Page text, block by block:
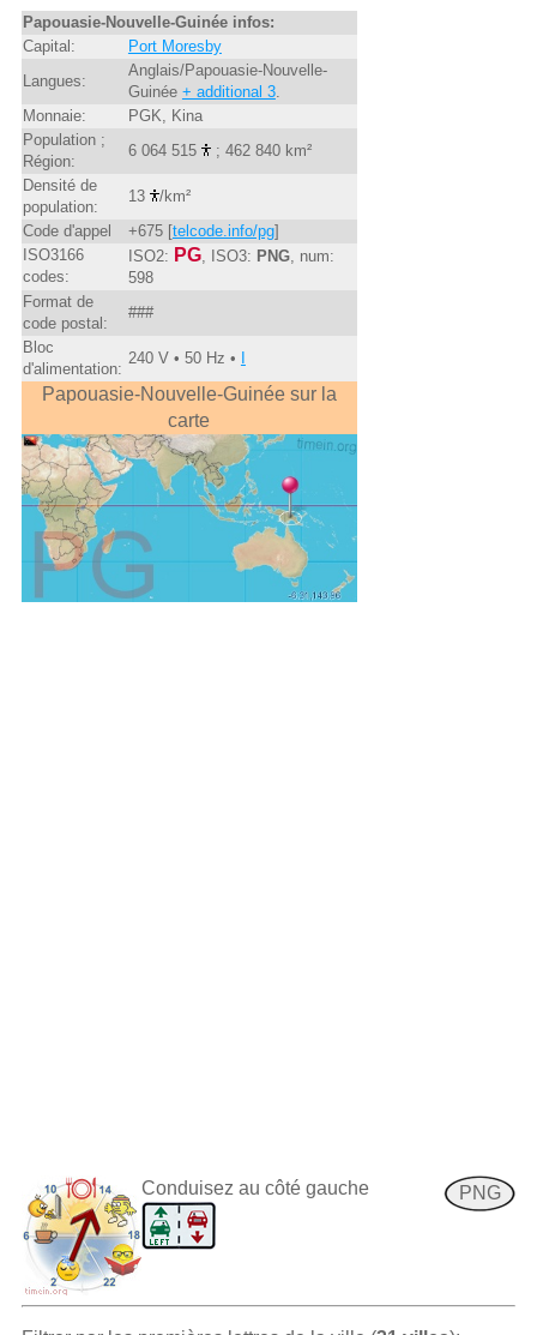
Papouasie-Nouvelle-Guinée infos:
Capital:
Port Moresby
Langues:
Anglais/Papouasie-Nouvelle-
Guinée + additional 3.
Monnaie:
PGK, Kina
Population ;
Région:
6 064 515
; 462 840 km²
Densité de
population:
13
/km²
Code d'appel
+675 [telcode.info/pg]
ISO3166
codes:
ISO2: PG, ISO3: PNG, num:
598
Format de
code postal:
###
Bloc
d'alimentation:
240 V • 50 Hz • I
Papouasie-Nouvelle-Guinée sur la
carte
PNG
Conduisez au côté gauche